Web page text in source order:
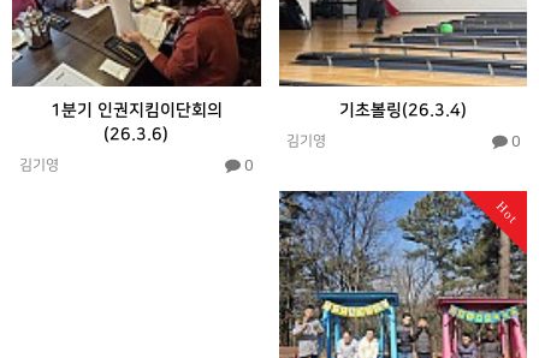
1분기 인권지킴이단회의
(26.3.6)
김기영 0
기초볼링(26.3.4)
김기영 0
Hot